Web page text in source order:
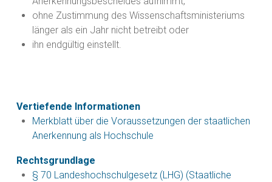
ohne Zustimmung des Wissenschaftsministeriums
länger als ein Jahr nicht betreibt oder
ihn endgültig einstellt.
Vertiefende Informationen
Merkblatt über die Voraussetzungen der staatlichen
Anerkennung als Hochschule
Rechtsgrundlage
§ 70 Landeshochschulgesetz (LHG) (Staatliche